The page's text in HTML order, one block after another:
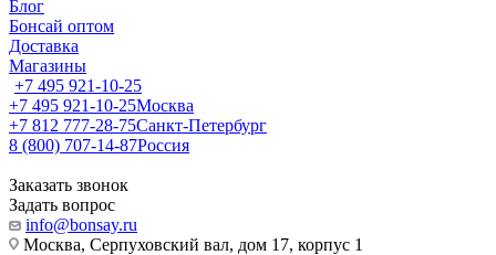
Блог
Бонсай оптом
Доставка
Магазины
+7 495 921-10-25
+7 495 921-10-25Москва
+7 812 777-28-75Санкт-Петербург
8 (800) 707-14-87Россия
Заказать звонок
Задать вопрос
info@bonsay.ru
Москва, Cерпуховский вал, дом 17, корпус 1